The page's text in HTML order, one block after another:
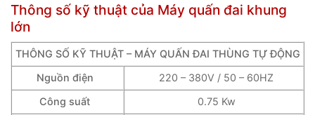
Thông số kỹ thuật của Máy quấn đai khung
lớn
THÔNG SỐ KỸ THUẬT – MÁY QUẤN ĐAI THÙNG TỰ ĐỘNG
Nguồn điện
220 – 380V / 50 – 60HZ
Công suất
0.75 Kw